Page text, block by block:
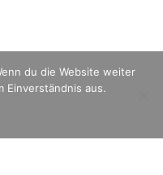
|
du die Website weiter
Einverständnis aus.